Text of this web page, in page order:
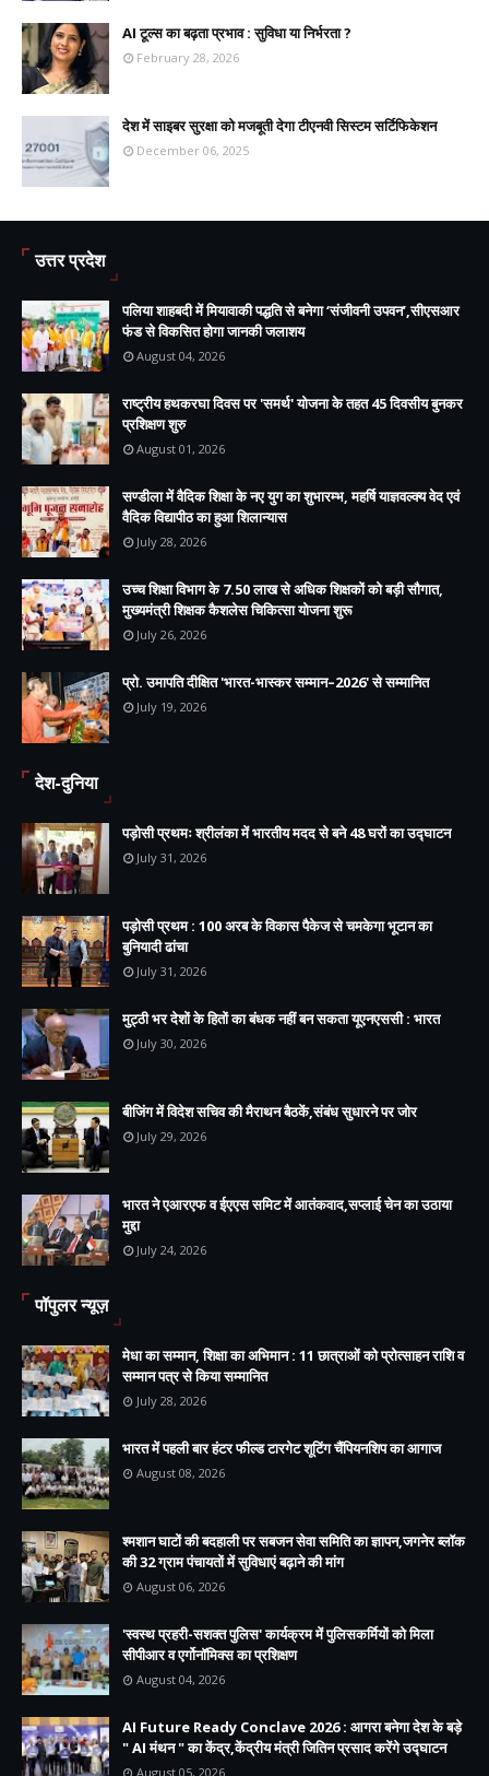
AI टूल्स का बढ़ता प्रभाव : सुविधा या निर्भरता ?
February 28, 2026
देश में साइबर सुरक्षा को मजबूती देगा टीएनवी सिस्टम सर्टिफिकेशन
December 06, 2025
उत्तर प्रदेश
पलिया शाहबदी में मियावाकी पद्धति से बनेगा ‘संजीवनी उपवन’,सीएसआर
फंड से विकसित होगा जानकी जलाशय
August 04, 2026
राष्ट्रीय हथकरघा दिवस पर 'समर्थ' योजना के तहत 45 दिवसीय बुनकर
प्रशिक्षण शुरु
August 01, 2026
सण्डीला में वैदिक शिक्षा के नए युग का शुभारम्भ, महर्षि याज्ञवल्क्य वेद एवं
वैदिक विद्यापीठ का हुआ शिलान्यास
July 28, 2026
उच्च शिक्षा विभाग के 7.50 लाख से अधिक शिक्षकों को बड़ी सौगात,
मुख्यमंत्री शिक्षक कैशलेस चिकित्सा योजना शुरू
July 26, 2026
प्रो. उमापति दीक्षित 'भारत-भास्कर सम्मान–2026' से सम्मानित
July 19, 2026
देश-दुनिया
पड़ोसी प्रथमः श्रीलंका में भारतीय मदद से बने 48 घरों का उद्घाटन
July 31, 2026
पड़ोसी प्रथम : 100 अरब के विकास पैकेज से चमकेगा भूटान का
बुनियादी ढांचा
July 31, 2026
मुट्ठी भर देशों के हितों का बंधक नहीं बन सकता यूएनएससी : भारत
July 30, 2026
बीजिंग में विदेश सचिव की मैराथन बैठकें,संबंध सुधारने पर जोर
July 29, 2026
भारत ने एआरएफ व ईएएस समिट में आतंकवाद,सप्लाई चेन का उठाया
मुद्दा
July 24, 2026
पॉपुलर न्यूज़
मेधा का सम्मान, शिक्षा का अभिमान : 11 छात्राओं को प्रोत्साहन राशि व
सम्मान पत्र से किया सम्मानित
July 28, 2026
भारत में पहली बार हंटर फील्ड टारगेट शूटिंग चैंपियनशिप का आगाज
August 08, 2026
श्मशान घाटों की बदहाली पर सबजन सेवा समिति का ज्ञापन,जगनेर ब्लॉक
की 32 ग्राम पंचायतों में सुविधाएं बढ़ाने की मांग
August 06, 2026
'स्वस्थ प्रहरी-सशक्त पुलिस' कार्यक्रम में पुलिसकर्मियों को मिला
सीपीआर व एर्गोनॉमिक्स का प्रशिक्षण
August 04, 2026
AI Future Ready Conclave 2026 : आगरा बनेगा देश के बड़े
" AI मंथन " का केंद्र,केंद्रीय मंत्री जितिन प्रसाद करेंगे उद्घाटन
August 05, 2026